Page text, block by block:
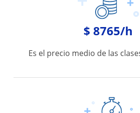
$ 8765/h
Es el precio medio de las